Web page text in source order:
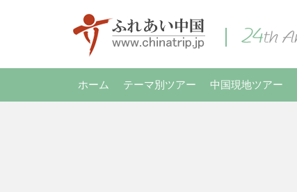
ホーム テーマ別ツアー 中国現地ツアー